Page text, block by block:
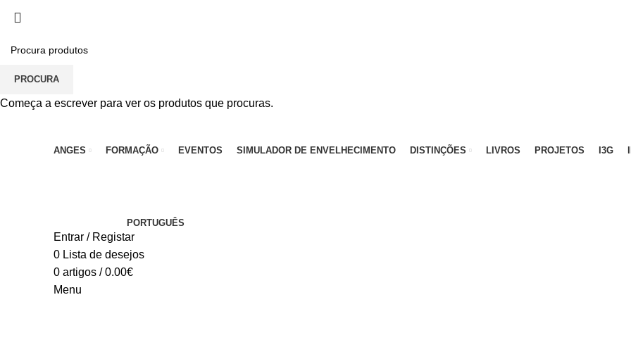
ANGES FORMAÇÃO EVENTOS SIMULADOR DE ENVELHECIMENTO DISTINÇÕES LIVROS PROJETOS I3G
PORTUGUÊS
Entrar / Registar
0 Lista de desejos
0 artigos / 0.00€
Menu
PROCURA
Começa a escrever para ver os produtos que procuras.